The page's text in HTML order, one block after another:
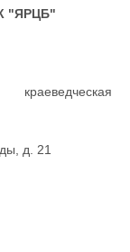
"ЯРЦБ"
краеведческая
д. 21